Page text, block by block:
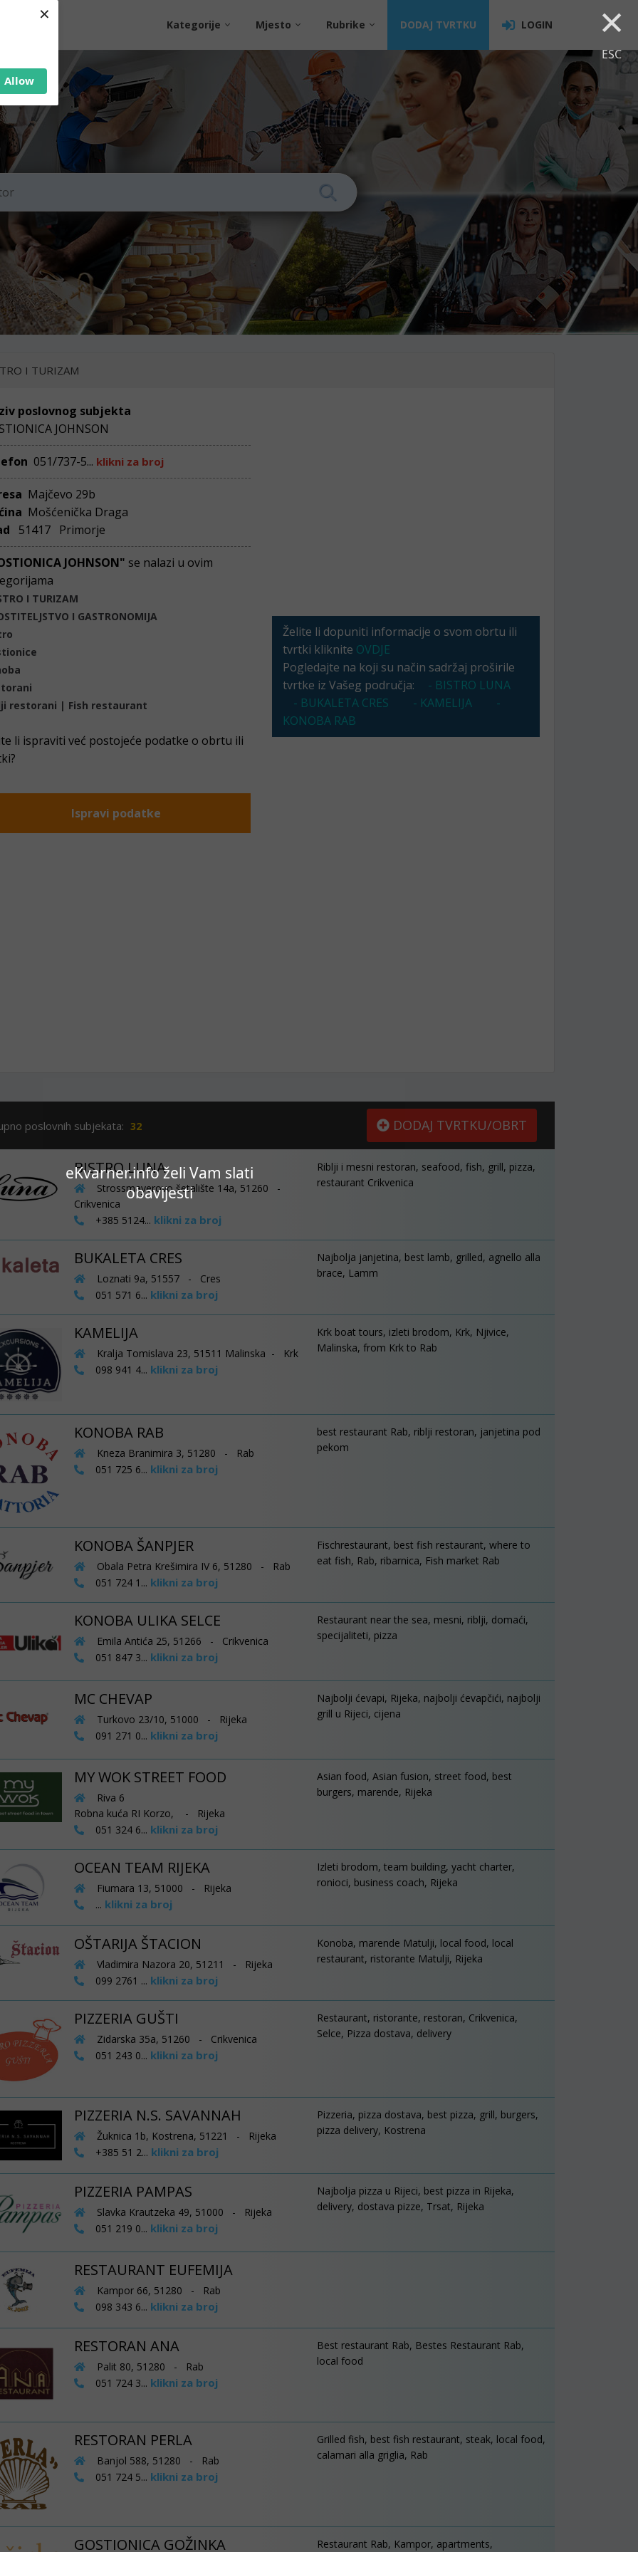
Allow
× ×
ESC
eKvarner.info želi Vam slati
obavijesti
Kategorije Mjesto Rubrike DODAJ TVRTKU LOGIN
I TURIZAM
poslovnog subjekta
JOHNSON
051/737-5... klikni za broj
Majčevo 29b
Mošćenička Draga
51417 Primorje
JOHNSON" se nalazi u ovim
I TURIZAM
I GASTRONOMIJA
restorani | Fish restaurant
li ispraviti već postojeće podatke o obrtu ili
Ispravi podatke
Želite li dopuniti informacije o svom obrtu ili
tvrtki kliknite OVDJE
Pogledajte na koji su način sadržaj proširile
tvrtke iz Vašeg područja:
- BISTRO LUNA
- BUKALETA CRES
- KAMELIJA
-
KONOBA RAB
poslovnih subjekata: 32 DODAJ TVRTKU/OBRT
BISTRO LUNA
Strossmayerovo šetalište 14a, 51260 -
Crikvenica
+385 5124... klikni za broj
Riblji i mesni restoran, seafood, fish, grill, pizza,
restaurant Crikvenica
BUKALETA CRES
Loznati 9a, 51557 - Cres
051 571 6... klikni za broj
Najbolja janjetina, best lamb, grilled, agnello alla
brace, Lamm
KAMELIJA
Kralja Tomislava 23, 51511 Malinska - Krk
098 941 4... klikni za broj
Krk boat tours, izleti brodom, Krk, Njivice,
Malinska, from Krk to Rab
KONOBA RAB
Kneza Branimira 3, 51280 - Rab
051 725 6... klikni za broj
best restaurant Rab, riblji restoran, janjetina pod
pekom
KONOBA ŠANPJER
Obala Petra Krešimira IV 6, 51280 - Rab
051 724 1... klikni za broj
Fischrestaurant, best fish restaurant, where to
eat fish, Rab, ribarnica, Fish market Rab
KONOBA ULIKA SELCE
Emila Antića 25, 51266 - Crikvenica
051 847 3... klikni za broj
Restaurant near the sea, mesni, riblji, domaći,
specijaliteti, pizza
MC CHEVAP
Turkovo 23/10, 51000 - Rijeka
091 271 0... klikni za broj
Najbolji ćevapi, Rijeka, najbolji ćevapčići, najbolji
grill u Rijeci, cijena
MY WOK STREET FOOD
Riva 6
Robna kuća RI Korzo, - Rijeka
051 324 6... klikni za broj
Asian food, Asian fusion, street food, best
burgers, marende, Rijeka
OCEAN TEAM RIJEKA
Fiumara 13, 51000 - Rijeka
... klikni za broj
Izleti brodom, team building, yacht charter,
ronioci, business coach, Rijeka
OŠTARIJA ŠTACION
Vladimira Nazora 20, 51211 - Rijeka
099 2761 ... klikni za broj
Konoba, marende Matulji, local food, local
restaurant, ristorante Matulji, Rijeka
PIZZERIA GUŠTI
Zidarska 35a, 51260 - Crikvenica
051 243 0... klikni za broj
Restaurant, ristorante, restoran, Crikvenica,
Selce, Pizza dostava, delivery
PIZZERIA N.S. SAVANNAH
Žuknica 1b, Kostrena, 51221 - Rijeka
+385 51 2... klikni za broj
Pizzeria, pizza dostava, best pizza, grill, burgers,
pizza delivery, Kostrena
PIZZERIA PAMPAS
Slavka Krautzeka 49, 51000 - Rijeka
051 219 0... klikni za broj
Najbolja pizza u Rijeci, best pizza in Rijeka,
delivery, dostava pizze, Trsat, Rijeka
RESTAURANT EUFEMIJA
Kampor 66, 51280 - Rab
098 343 6... klikni za broj
RESTORAN ANA
Palit 80, 51280 - Rab
051 724 3... klikni za broj
Best restaurant Rab, Bestes Restaurant Rab,
local food
RESTORAN PERLA
Banjol 588, 51280 - Rab
051 724 5... klikni za broj
Grilled fish, best fish restaurant, steak, local food,
calamari alla griglia, Rab
GOSTIONICA GOŽINKA Restaurant Rab, Kampor, apartments,